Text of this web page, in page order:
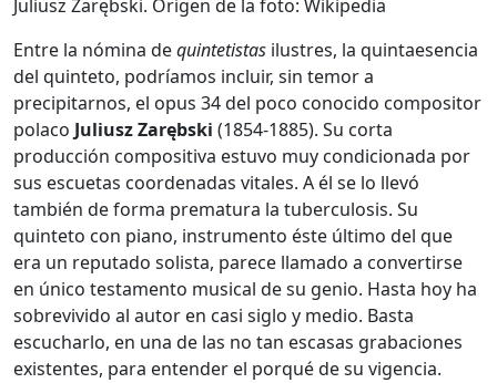
Juliusz Zarębski. Origen de la foto: Wikipedia
Entre la nómina dequintetistas ilustres, la quintaesencia
del quinteto, podríamos incluir, sin temor a
precipitarnos, el opus 34 del poco conocido compositor
polaco Juliusz Zarębski (1854-1885). Su corta
producción compositiva estuvo muy condicionada por
sus escuetas coordenadas vitales. A él se lo llevó
también de forma prematura la tuberculosis. Su
quinteto con piano, instrumento éste último del que
era un reputado solista, parece llamado a convertirse
en único testamento musical de su genio. Hasta hoy ha
sobrevivido al autor en casi siglo y medio. Basta
escucharlo, en una de las no tan escasas grabaciones
existentes, para entender el porqué de su vigencia.